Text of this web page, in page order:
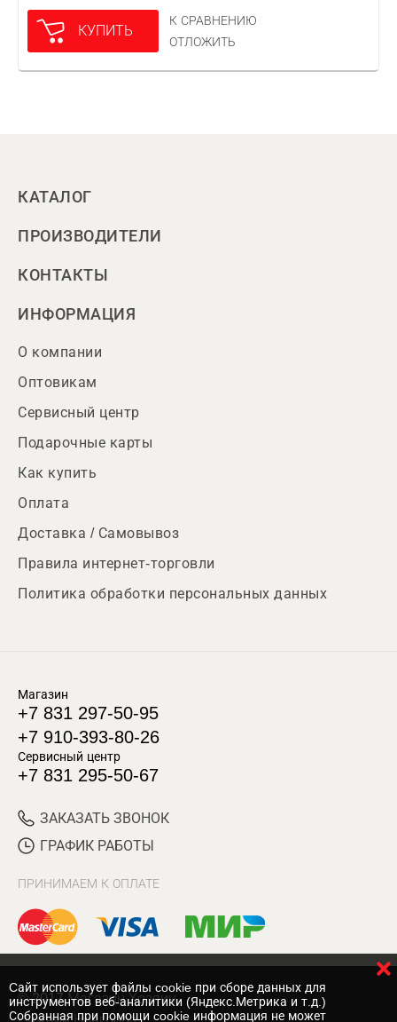
КУПИТЬ
К СРАВНЕНИЮ
ОТЛОЖИТЬ
КАТАЛОГ
ПРОИЗВОДИТЕЛИ
КОНТАКТЫ
ИНФОРМАЦИЯ
О компании
Оптовикам
Сервисный центр
Подарочные карты
Как купить
Оплата
Доставка / Самовывоз
Правила интернет-торговли
Политика обработки персональных данных
Магазин
+7 831 297-50-95
+7 910-393-80-26
Сервисный центр
+7 831 295-50-67
ЗАКАЗАТЬ ЗВОНОК
ГРАФИК РАБОТЫ
ПРИНИМАЕМ К ОПЛАТЕ
© 2017 Магазин Хозяин
Cайт использует файлы cookie при сборе данных для
инструментов веб-аналитики (Яндекс.Метрика и т.д.)
Собранная при помощи cookie информация не может